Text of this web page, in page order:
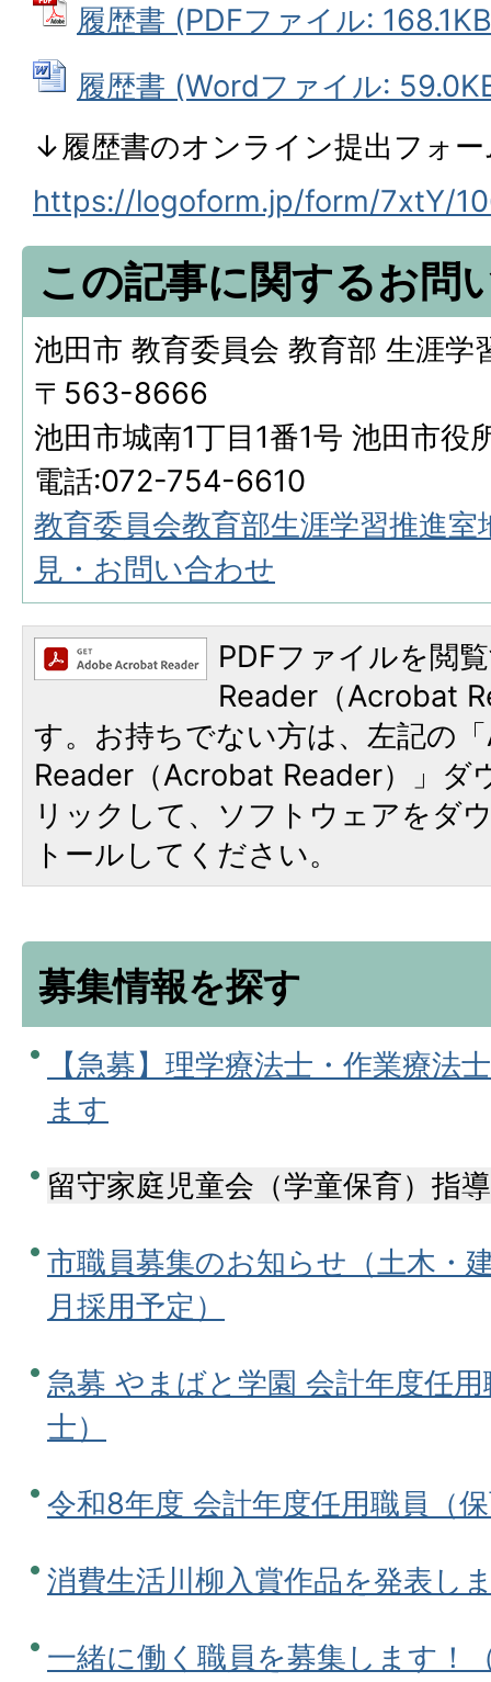
履歴書 (PDFファイル:
履歴書 (Wordファイル:
↓履歴書のオンライン提出フォ
https://logoform.jp/form/7xtY/
この記事に関するお問
池田市 教育委員会 教育部 生涯学
〒563-8666
池田市城南1丁目1番1号 池田市役
電話:072-754-6610
教育委員会教育部生涯学習推進
見・お問い合わせ
PDFファイルを閲
Reader（Acrobat
す。お持ちでない方は、左記の
Reader（Acrobat Reader）」ダ
リックして、ソフトウェアをダ
トールしてください。
募集情報を探す
【急募】理学療法士・作業療法
ます
留守家庭児童会（学童保育）指
市職員募集のお知らせ（土木・
月採用予定）
急募 やまばと学園 会計年度任
士）
令和8年度 会計年度任用職員（
消費生活川柳入賞作品を発表し
一緒に働く職員を募集します！